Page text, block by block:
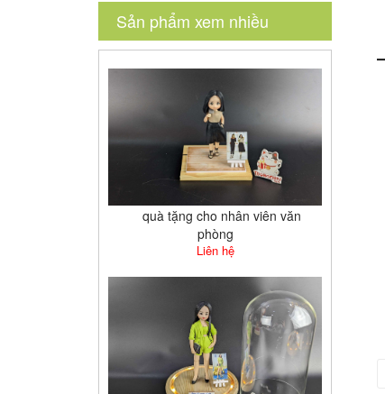
Sản phẩm xem nhiều
quà tặng cho nhân viên văn
phòng
Liên hệ